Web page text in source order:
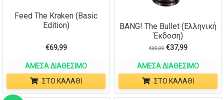
Feed The Kraken (Basic
Edition)
€69,99
ΆΜΕΣΑ ΔΙΑΘΈΣΙΜΟ
ΣΤΟ ΚΑΛΆΘΙ
BANG! The Bullet (Ελληνική
Έκδοση)
€39,99 €37,99
ΆΜΕΣΑ ΔΙΑΘΈΣΙΜΟ
ΣΤΟ ΚΑΛΆΘΙ